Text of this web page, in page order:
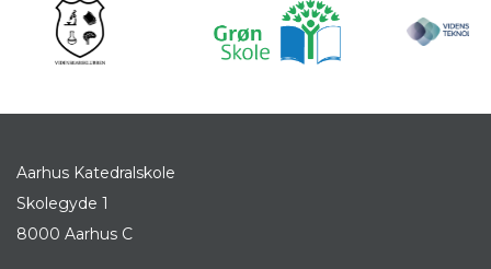
Aarhus Katedralskole
Skolegyde 1
8000 Aarhus C